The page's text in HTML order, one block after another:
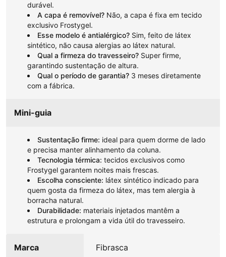
durável.
A capa é removível? Não, a capa é fixa em tecido
exclusivo Frostygel.
Esse modelo é antialérgico? Sim, feito de látex
sintético, não causa alergias ao látex natural.
Qual a firmeza do travesseiro? Super firme,
garantindo sustentação de altura.
Qual o período de garantia? 3 meses diretamente
com a fábrica.
Mini-guia
Sustentação firme: ideal para quem dorme de lado
e precisa manter alinhamento da coluna.
Tecnologia térmica: tecidos exclusivos como
Frostygel garantem noites mais frescas.
Escolha consciente: látex sintético indicado para
quem gosta da firmeza do látex, mas tem alergia à
borracha natural.
Durabilidade: materiais injetados mantêm a
estrutura e prolongam a vida útil do travesseiro.
Marca Fibrasca